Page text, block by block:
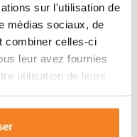
sur l'utilisation de
médias sociaux, de
combiner celles-ci
leur avez fournies
utilisation de leurs
de A à Z dans vos
de la France.